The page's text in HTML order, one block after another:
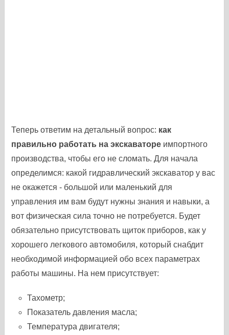
Теперь ответим на детальный вопрос: как
правильно работать на экскаваторе импортного
производства, чтобы его не сломать. Для начала
определимся: какой гидравлический экскаватор у вас
не окажется - большой или маленький для
управления им вам будут нужны знания и навыки, а
вот физическая сила точно не потребуется. Будет
обязательно присутствовать щиток приборов, как у
хорошего легкового автомобиля, который снабдит
необходимой информацией обо всех параметрах
работы машины. На нем присутствует:
Тахометр;
Показатель давления масла;
Температура двигателя;